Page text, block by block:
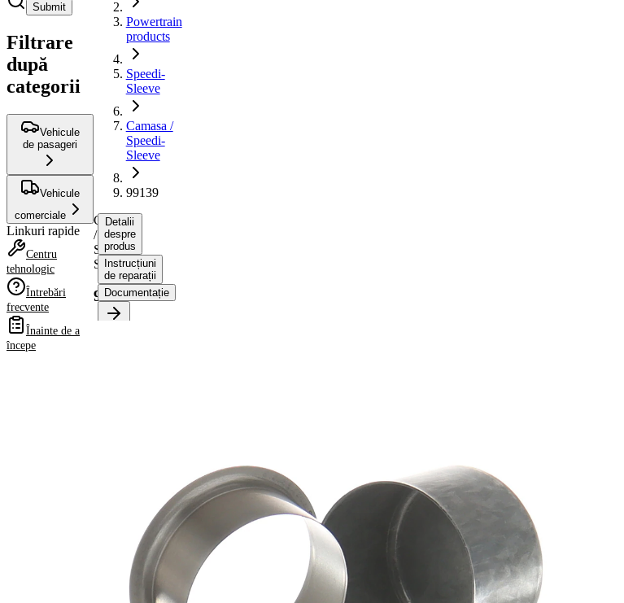
Submit
Filtrare
după
categorii
Vehicule
de pasageri
Vehicule
comerciale
Linkuri rapide
Centru
tehnologic
Întrebări
frecvente
Înainte de a
începe
Powertrain
products
Speedi-
Sleeve
Camasa /
Speedi-
Sleeve
99139
Camasa
/
Speedi-
Sleeve
99139
Detalii
despre
produs
Instrucțiuni
de reparații
Documentație
34,93
mm
Adâncimea
de inserție
20,65
mm